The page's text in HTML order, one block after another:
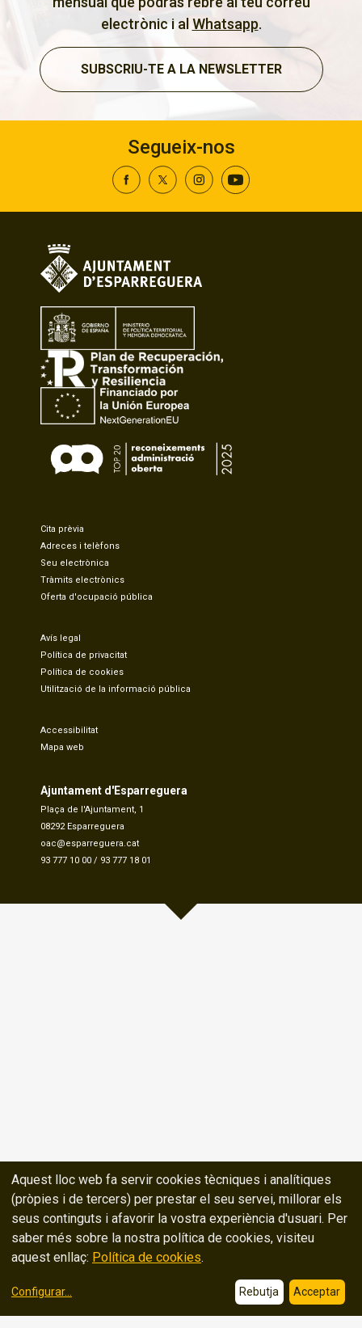
electrònic i al Whatsapp.
SUBSCRIU-TE A LA NEWSLETTER
Segueix-nos
Cita prèvia
Adreces i telèfons
Seu electrònica
Tràmits electrònics
Oferta d'ocupació pública
Avís legal
Política de privacitat
Política de cookies
Utilització de la informació pública
Accessibilitat
Mapa web
Ajuntament d'Esparreguera
Plaça de l'Ajuntament, 1
08292 Esparreguera
oac@esparreguera.cat
93 777 10 00 / 93 777 18 01
Aquest lloc web fa servir cookies tècniques i analítiques
(pròpies i de tercers) per prestar el seu servei, millorar els
seus continguts i afavorir la vostra experiència d'usuari. Per
saber més sobre la nostra política de cookies, visiteu
aquest enllaç: Política de cookies.
Configurar... Rebutja Acceptar